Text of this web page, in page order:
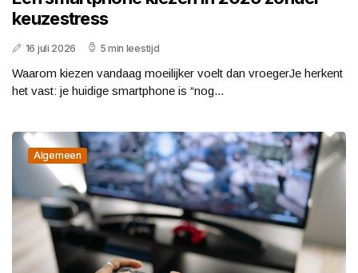
keuzestress
16 juli 2026 5 min leestijd
Waarom kiezen vandaag moeilijker voelt dan vroegerJe herkent
het vast: je huidige smartphone is “nog...
Algemeen